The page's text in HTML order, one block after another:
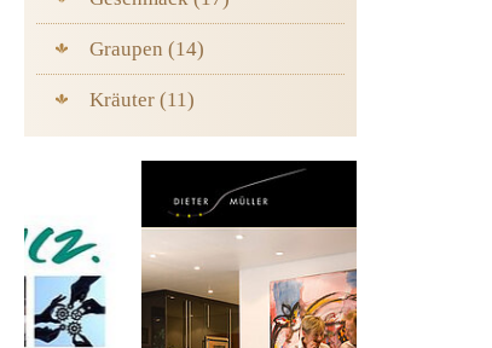
Graupen (14)
Kräuter (11)